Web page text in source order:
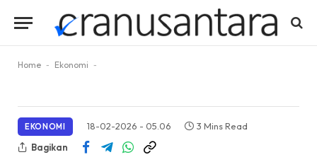
Home - Ekonomi -
EKONOMI 18-02-2026 - 05.06
3 Mins Read
Bagikan